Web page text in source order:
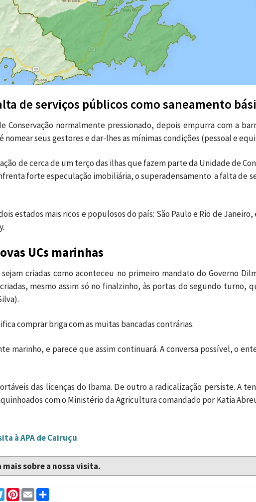
de serviços públicos como saneamento
Conservação normalmente pressionado, depois empurra com a
nomear seus gestores e dar-lhes as mínimas condições (pessoal e
de cerca de um terço das ilhas que fazem parte da Unidade de
forte especulação imobiliária, o superadensamento a falta de
estados mais ricos e populosos do país: São Paulo e Rio de
UCs marinhas
criadas como aconteceu no primeiro mandato do Governo
mesmo assim só no finalzinho, às portas do segundo turno,
comprar briga com as muitas bancadas contrárias.
marinho, e parece que assim continuará. A conversa possível, o
das licenças do Ibama. De outro a radicalização persiste. A
com o Ministério da Agricultura comandado por Katia
à APA de Cairuçu.
mais sobre a nossa visita.
Telegram
Pinterest
Email